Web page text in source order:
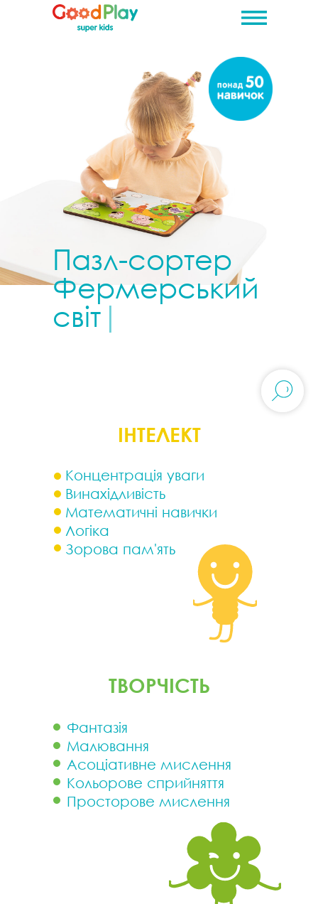
Купити
Фермерський світ
Пазл-сортер
Фермерський
світ |
ІНТЕЛЕКТ
ТВОРЧІСТЬ
Концентрація уваги
Винахідливість
Математичні навички
Логіка
Зорова пам'ять
Фантазія
Малювання
Асоціативне мислення
Кольорове сприйняття
Просторове мислення